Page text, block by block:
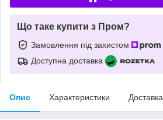
Що таке купити з Пром?
Замовлення під захистом
Доступна доставка
Опис Характеристики Доставка